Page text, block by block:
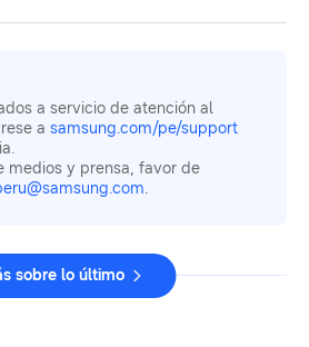
a servicio de atención al
a samsung.com/pe/support
medios y prensa, favor de
.
sobre lo último